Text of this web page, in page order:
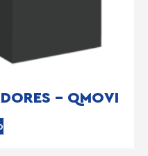
– QMOVI